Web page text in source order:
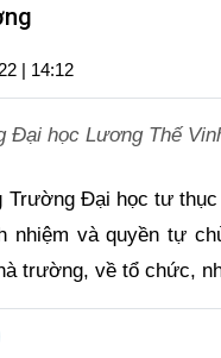
| 14:12
Đại học Lương Thế
Trường Đại học tư
nhiệm và quyền tự
trường, về tổ chức,